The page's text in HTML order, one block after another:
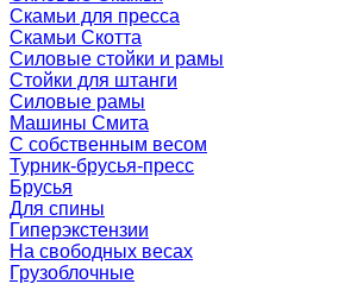
Скамьи для пресса
Скамьи Скотта
Силовые стойки и рамы
Стойки для штанги
Силовые рамы
Машины Смита
C собственным весом
Турник-брусья-пресс
Брусья
Для спины
Гиперэкстензии
На свободных весах
Грузоблочные